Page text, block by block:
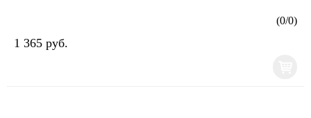
(0/0)
1 365 руб.